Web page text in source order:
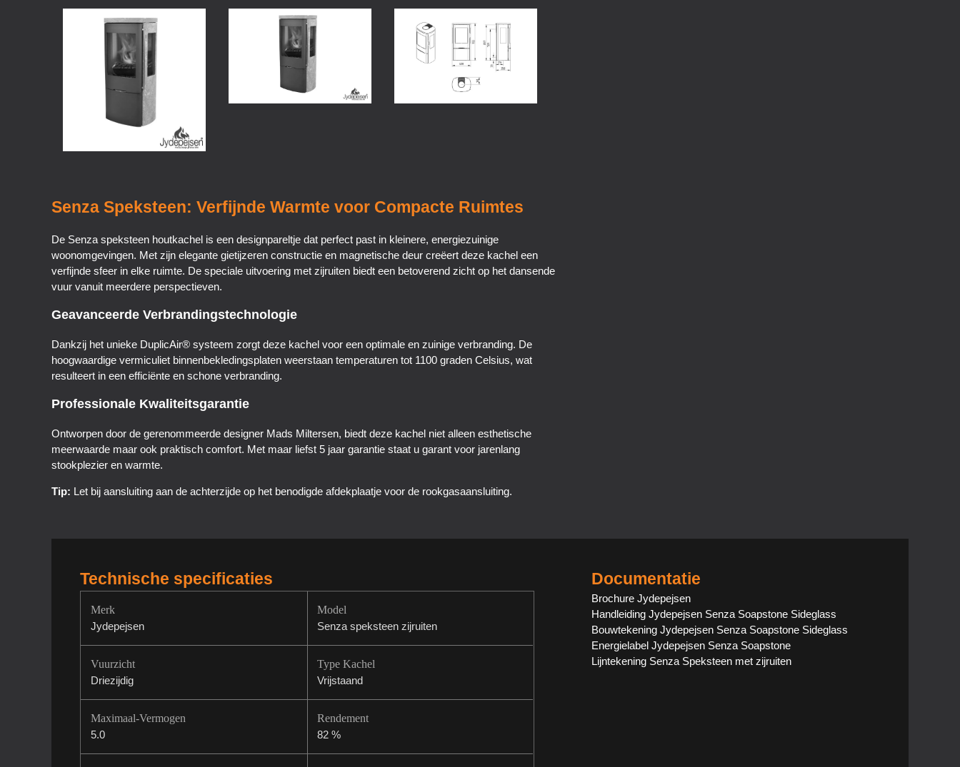
Senza Speksteen: Verfijnde Warmte voor Compacte Ruimtes
De Senza speksteen houtkachel is een designpareltje dat perfect past in kleinere, energiezuinige
woonomgevingen. Met zijn elegante gietijzeren constructie en magnetische deur creëert deze kachel een
verfijnde sfeer in elke ruimte. De speciale uitvoering met zijruiten biedt een betoverend zicht op het dansende
vuur vanuit meerdere perspectieven.
Geavanceerde Verbrandingstechnologie
Dankzij het unieke DuplicAir® systeem zorgt deze kachel voor een optimale en zuinige verbranding. De
hoogwaardige vermiculiet binnenbekledingsplaten weerstaan temperaturen tot 1100 graden Celsius, wat
resulteert in een efficiënte en schone verbranding.
Professionale Kwaliteitsgarantie
Ontworpen door de gerenommeerde designer Mads Miltersen, biedt deze kachel niet alleen esthetische
meerwaarde maar ook praktisch comfort. Met maar liefst 5 jaar garantie staat u garant voor jarenlang
stookplezier en warmte.
Tip: Let bij aansluiting aan de achterzijde op het benodigde afdekplaatje voor de rookgasaansluiting.
Technische specificaties
Merk
Jydepejsen
Model
Senza speksteen zijruiten
Vuurzicht
Driezijdig
Type Kachel
Vrijstaand
Maximaal-Vermogen
5.0
Rendement
82 %
Documentatie
Brochure Jydepejsen
Handleiding Jydepejsen Senza Soapstone Sideglass
Bouwtekening Jydepejsen Senza Soapstone Sideglass
Energielabel Jydepejsen Senza Soapstone
Lijntekening Senza Speksteen met zijruiten